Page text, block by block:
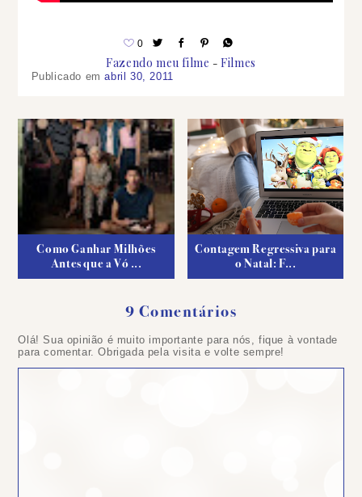
0
Fazendo meu filme Filmes
Publicado emabril 30, 2011
Como Ganhar Milhões
Antes que a Vó ...
Contagem Regressiva para
o Natal: F...
9 Comentários
Olá! Sua opinião é muito importante para nós, fique à vontade
para comentar. Obrigada pela visita e volte sempre!